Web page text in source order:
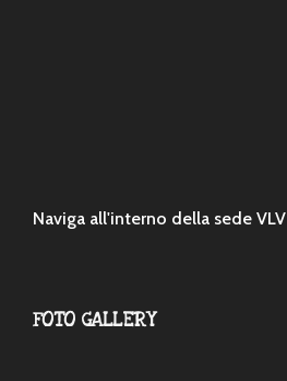
Naviga all'interno della sede VLV
FOTO GALLERY